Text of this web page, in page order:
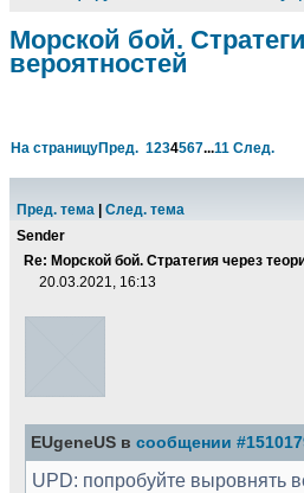
Морской бой.
вероятностей
На страницуПред. 1234567...11 След.
Пред. тема
След. тема
Sender
Re: Морской бой. Стратегия через
20.03.2021, 16:13
EUgeneUS в сообщении
UPD: попробуйте выровнять